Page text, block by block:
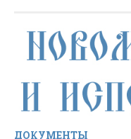
ДОКУМЕНТЫ